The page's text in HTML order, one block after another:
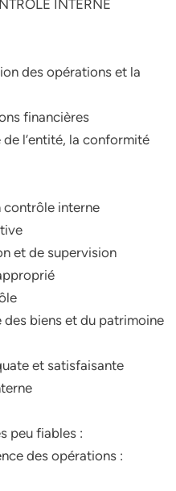
INTERNE
des opérations et la
financières
l’entité, la conformité
contrôle interne
et de supervision
biens et du patrimoine
et satisfaisante
peu fiables :
des opérations :